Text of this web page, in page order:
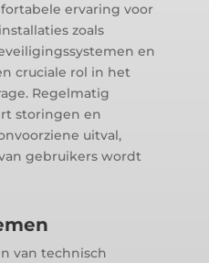
ervaring voor
zoals
en
cruciale rol in het
Regelmatig
storingen en
uitval,
gebruikers wordt
van technisch